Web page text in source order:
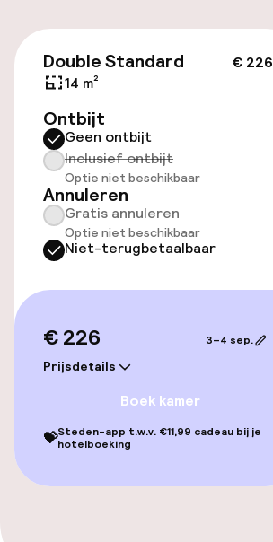
Fietsverhuur
Toegankelijkheid
Overal rolstoeltoegankelijk
Lift
Entertainment
Eet- en drinkdiensten
Ontbijtbuffet
Beleid
€ 226
Double Standard
14 m²
Ontbijt
Geen ontbijt
Inclusief ontbijt
Optie niet beschikbaar
Annuleren
Gratis annuleren
Optie niet beschikbaar
Niet-terugbetaalbaar
€ 226
Prijsdetails
3–4 sep.
Boek kamer
💝Steden-app t.w.v. €11,99 cadeau bij je
hotelboeking